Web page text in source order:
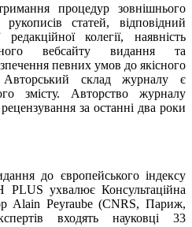
процедур зовнішнього
статей, відповідний
колегії, наявність
вебсайту видання та
певних умов до якісного
Авторський склад журналу є
змісту. Авторство журналу
за останні два роки
до європейського індексу
PLUS ухвалює Консультаційна
Alain Peyraube (CNRS, Париж,
входять науковці 33